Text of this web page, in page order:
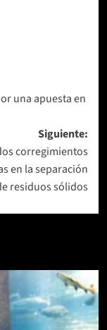
una apuesta en
Siguiente:
corregimientos
en la separación
residuos sólidos